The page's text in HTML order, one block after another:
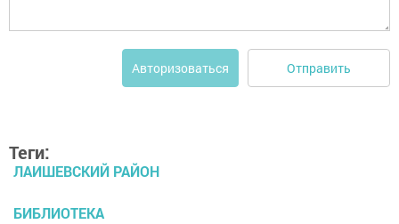
Авторизоваться Отправить
Теги:
ЛАИШЕВСКИЙ РАЙОН
БИБЛИОТЕКА